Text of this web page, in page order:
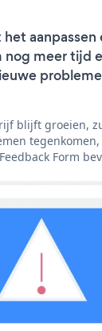
nog meer tijd
blijft groeien,
tegenkomen,
Form